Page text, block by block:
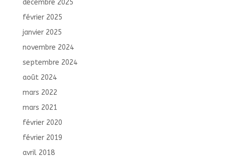
décembre 2025
février 2025
janvier 2025
novembre 2024
septembre 2024
août 2024
mars 2022
mars 2021
février 2020
février 2019
avril 2018